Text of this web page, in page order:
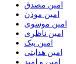
امین مصدق
امین موذن
امین موسوی
امین ناظری
امین نیک
امین هدایتی
امین و امید